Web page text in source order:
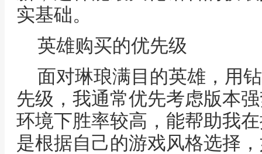
实基础。
英雄购买的优先级
面对琳琅满目的英雄，用
先级，我通常优先考虑版本
环境下胜率较高，能帮助我
是根据自己的游戏风格选择